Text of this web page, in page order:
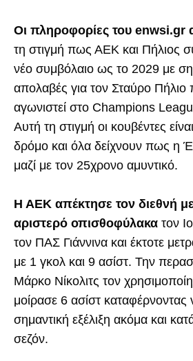
Οι πληροφορίες του enwsi.gr
τη στιγμή πως ΑΕΚ και Πήλιος
νέο συμβόλαιο ως το 2029 με
απολαβές για τον Σταύρο Πήλιο
αγωνιστεί στο Champions
Αυτή τη στιγμή οι κουβέντες
δρόμο και όλα δείχνουν πως η
μαζί με τον 25χρονο αμυντικό.
Η ΑΕΚ απέκτησε τον διεθνή
αριστερό οπισθοφύλακα τον
τον ΠΑΣ Γιάννινα και έκτοτε
με 1 γκολ και 9 ασίστ. Την
Μάρκο Νίκολιτς τον
μοίρασε 6 ασίστ καταφέρνοντας
σημαντική εξέλιξη ακόμα και
σεζόν.